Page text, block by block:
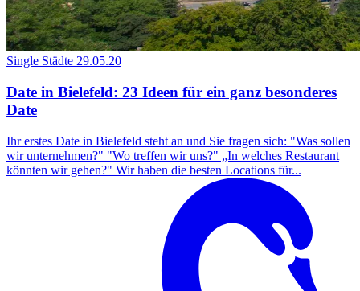
Single Städte 29.05.20
Date in Bielefeld: 23 Ideen für ein ganz besonderes
Date
Ihr erstes Date in Bielefeld steht an und Sie fragen sich: "Was sollen
wir unternehmen?" "Wo treffen wir uns?" „In welches Restaurant
könnten wir gehen?" Wir haben die besten Locations für...